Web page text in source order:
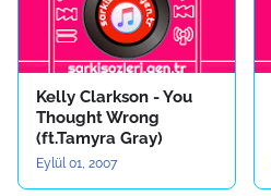
Kelly Clarkson - You
Thought Wrong
(ft.Tamyra Gray)
Eylül 01, 2007